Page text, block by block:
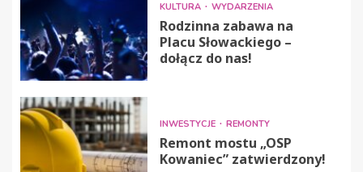
KULTURA WYDARZENIA
Rodzinna zabawa na
Placu Słowackiego –
dołącz do nas!
INWESTYCJE REMONTY
Remont mostu „OSP
Kowaniec” zatwierdzony!